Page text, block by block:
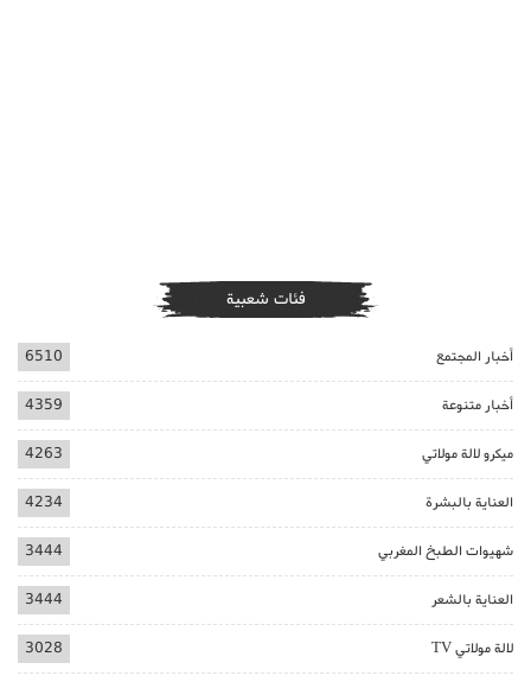
فئات شعبية
أخبار المجتمع 6510
أخبار متنوعة 4359
ميكرو لالة مولاتي 4263
العناية بالبشرة 4234
شهيوات الطبخ المغربي 3444
العناية بالشعر 3444
لالة مولاتي TV 3028